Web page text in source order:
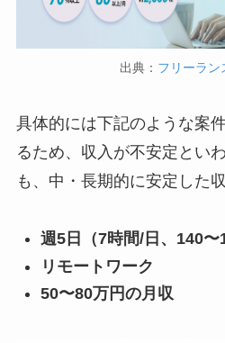
出典： フリーラン
具体的には下記のような案
るため、収入が不安定とい
も、中・長期的に安定した
週5日（7時間/日、140〜
リモートワーク
50〜80万円の月収